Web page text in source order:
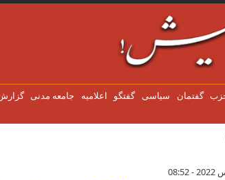
گفتمان سياسی گفتگو اعلاميه جامعه مدنی
دولت و لائیک کردن جامعه